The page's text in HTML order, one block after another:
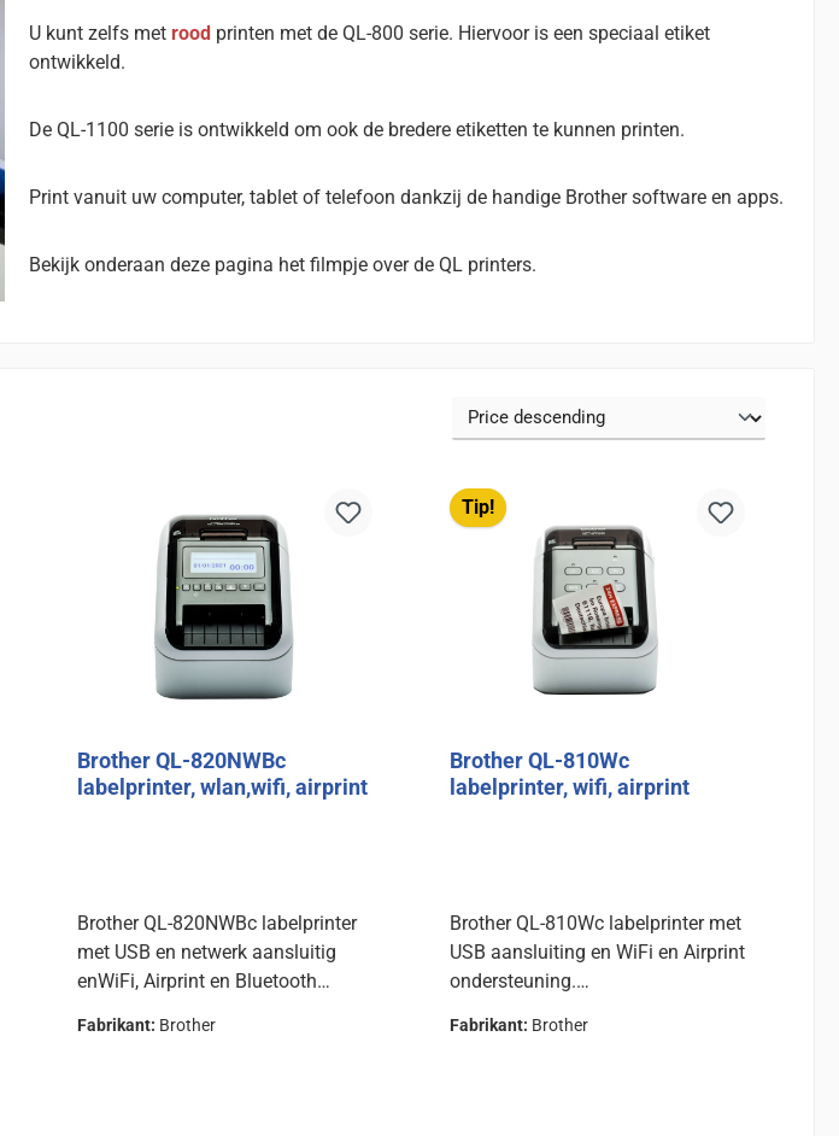
U kunt zelfs met rood printen met de QL-800 serie. Hiervoor is een speciaal etiket
ontwikkeld.
De QL-1100 serie is ontwikkeld om ook de bredere etiketten te kunnen printen.
Print vanuit uw computer, tablet of telefoon dankzij de handige Brother software en apps.
Bekijk onderaan deze pagina het filmpje over de QL printers.
Brother QL-820NWBc
labelprinter, wlan,wifi, airprint
Brother QL-820NWBc labelprinter
met USB en netwerk aansluitig
enWiFi, Airprint en Bluetooth
Kan met het juiste papier rood en
Fabrikant: Brother
Tip!
Brother QL-810Wc
labelprinter, wifi, airprint
Brother QL-810Wc labelprinter met
USB aansluiting en WiFi en Airprint
ondersteuning.
zwart afdrukken.
Fabrikant: Brother